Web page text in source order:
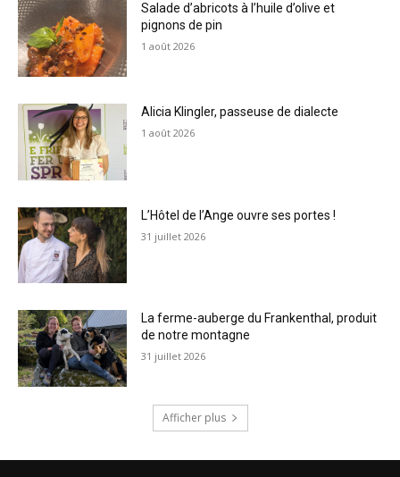
Salade d’abricots à l’huile d’olive et
pignons de pin
1 août 2026
Alicia Klingler, passeuse de dialecte
1 août 2026
L’Hôtel de l’Ange ouvre ses portes !
31 juillet 2026
La ferme-auberge du Frankenthal, produit
de notre montagne
31 juillet 2026
Afficher plus